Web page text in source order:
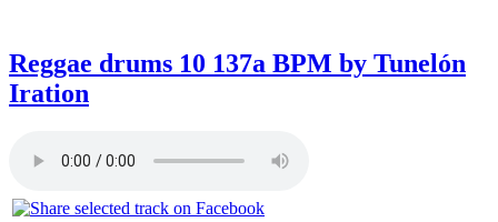
Reggae drums 10 137a BPM by Tunelón
Iration